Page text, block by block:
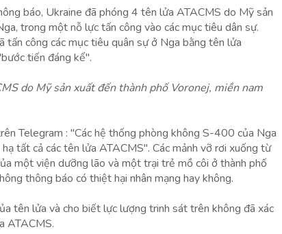
báo, Ukraine đã phóng 4 tên lửa ATACMS do Mỹ sản
trong một nỗ lực tấn công vào các mục tiêu dân sự.
công các mục tiêu quân sự ở Nga bằng tên lửa
tiến đáng kể".
do Mỹ sản xuất đến thành phố Voronej, miền nam
Telegram : "Các hệ thống phòng không S-400 của Nga
tất cả các tên lửa ATACMS". Các mảnh vỡ rơi xuống từ
một viện dưỡng lão và một trại trẻ mồ côi ở thành phố
thông báo có thiệt hại nhân mạng hay không.
tên lửa và cho biết lực lượng trinh sát trên không đã xác
ATACMS.